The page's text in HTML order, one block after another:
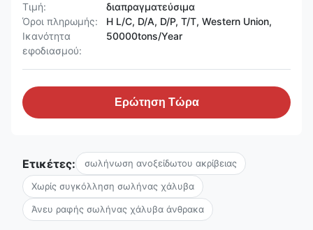
Τιμή:
διαπραγματεύσιμα
Όροι πληρωμής:
Η L/C, D/A, D/P, T/T, Western Union,
Ικανότητα
εφοδιασμού:
50000tons/Year
Ερώτηση Τώρα
Ετικέτες: σωλήνωση ανοξείδωτου ακρίβειας
Χωρίς συγκόλληση σωλήνας χάλυβα
Άνευ ραφής σωλήνας χάλυβα άνθρακα